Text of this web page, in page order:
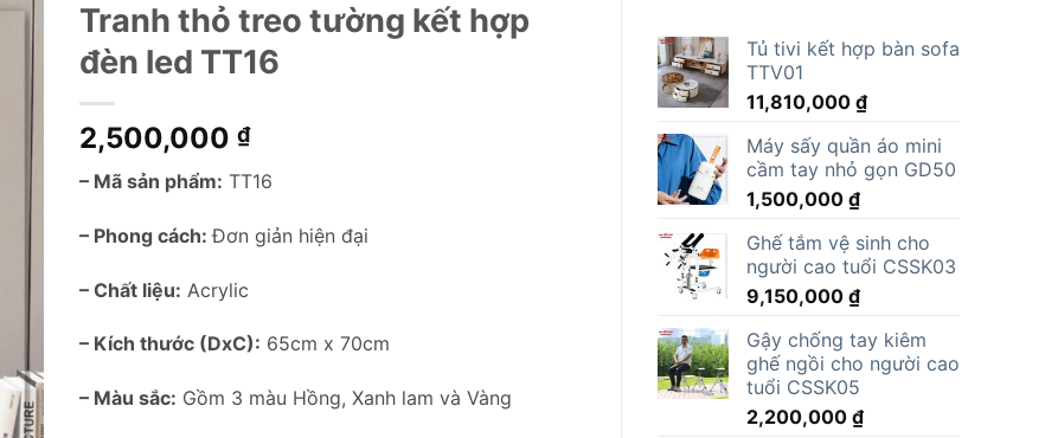
Tủ tivi kết hợp bàn sofa
TTV01
11,810,000 ₫
Máy sấy quần áo mini
cầm tay nhỏ gọn GD50
1,500,000 ₫
Ghế tắm vệ sinh cho
người cao tuổi CSSK03
9,150,000 ₫
Gậy chống tay kiêm
ghế ngồi cho người cao
tuổi CSSK05
2,200,000 ₫
Tranh thỏ treo tường kết hợp
đèn led TT16
2,500,000 ₫
– Mã sản phẩm: TT16
– Phong cách:Đơn giản hiện đại
– Chất liệu: Acrylic
– Kích thước (DxC): 65cm x 70cm
– Màu sắc: Gồm 3 màu Hồng, Xanh lam và Vàng